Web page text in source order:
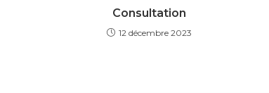
Consultation
12 décembre 2023